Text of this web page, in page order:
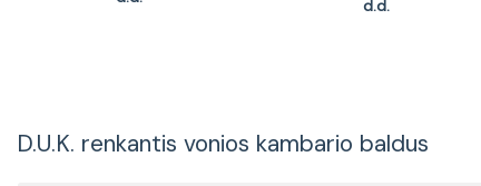
d.d.
D.U.K. renkantis vonios kambario baldus